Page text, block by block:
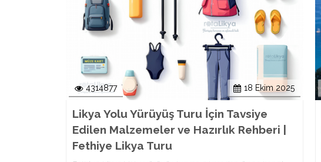
18 Ekim 2025
4314877
Likya Yolu Yürüyüş Turu İçin Tavsiye
Edilen Malzemeler ve Hazırlık Rehberi |
Fethiye Likya Turu